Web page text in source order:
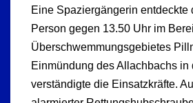
Eine Spaziergängerin entdeckte
Person gegen 13.50 Uhr im
Überschwemmungsgebietes
Einmündung des Allachbachs in
verständigte die Einsatzkräfte.